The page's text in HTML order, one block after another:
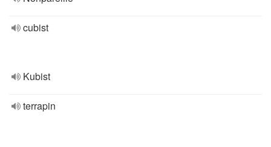
cubist
Kubist
terrapin